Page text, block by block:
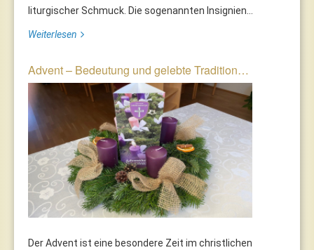
liturgischer Schmuck. Die sogenannten Insignien...
Weiterlesen
Advent – Bedeutung und gelebte Tradition…
Der Advent ist eine besondere Zeit im christlichen